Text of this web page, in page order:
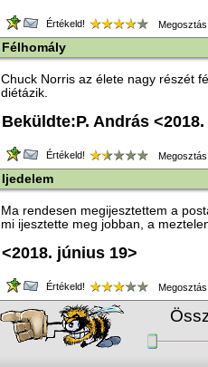
Értékeld!
Félhomály
Chuck Norris az élete nagy részét
diétázik.
Beküldte:P. András
Értékeld!
Ijedelem
Ma rendesen megijesztettem a
mi ijesztette meg jobban, a
<2018. június 19>
Értékeld!